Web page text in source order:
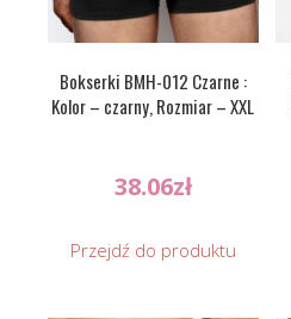
Bokserki BMH-012 Czarne :
Kolor – czarny, Rozmiar – XXL
38.06zł
Przejdź do produktu